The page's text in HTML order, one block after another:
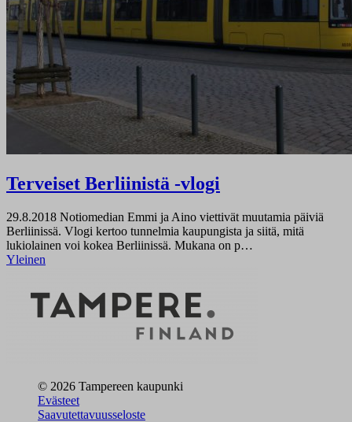
Terveiset Berliinistä -vlogi
29.8.2018 Notiomedian Emmi ja Aino viettivät muutamia päiviä
Berliinissä. Vlogi kertoo tunnelmia kaupungista ja siitä, mitä
lukiolainen voi kokea Berliinissä. Mukana on p…
Yleinen
© 2026 Tampereen kaupunki
Evästeet
Saavutettavuusseloste